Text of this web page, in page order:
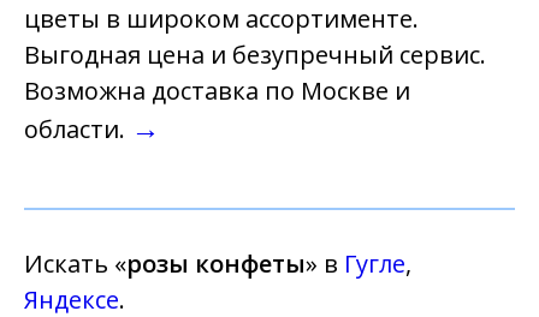
цветы в широком ассортименте.
Выгодная цена и безупречный сервис.
Возможна доставка по Москве и
области. →
Искать «розы конфеты» в Гугле,
Яндексе.